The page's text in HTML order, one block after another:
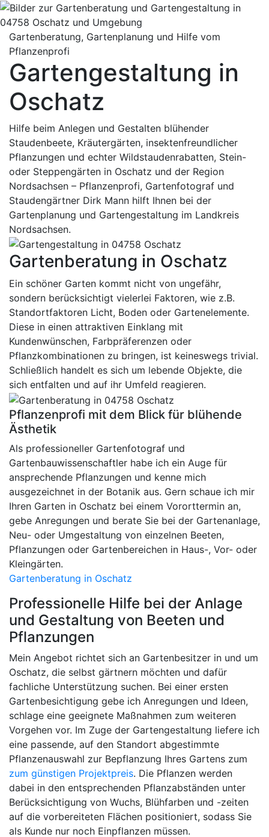
Gartenberatung, Gartenplanung und Hilfe vom
Pflanzenprofi
Gartengestaltung in
Oschatz
Hilfe beim Anlegen und Gestalten blühender
Staudenbeete, Kräutergärten, insektenfreundlicher
Pflanzungen und echter Wildstaudenrabatten, Stein-
oder Steppengärten in Oschatz und der Region
Nordsachsen – Pflanzenprofi, Gartenfotograf und
Staudengärtner Dirk Mann hilft Ihnen bei der
Gartenplanung und Gartengestaltung im Landkreis
Nordsachsen.
Gartenberatung in Oschatz
Ein schöner Garten kommt nicht von ungefähr,
sondern berücksichtigt vielerlei Faktoren, wie z.B.
Standortfaktoren Licht, Boden oder Gartenelemente.
Diese in einen attraktiven Einklang mit
Kundenwünschen, Farbpräferenzen oder
Pflanzkombinationen zu bringen, ist keineswegs trivial.
Schließlich handelt es sich um lebende Objekte, die
sich entfalten und auf ihr Umfeld reagieren.
Pflanzenprofi mit dem Blick für blühende
Ästhetik
Als professioneller Gartenfotograf und
Gartenbauwissenschaftler habe ich ein Auge für
ansprechende Pflanzungen und kenne mich
ausgezeichnet in der Botanik aus. Gern schaue ich mir
Ihren Garten in Oschatz bei einem Vororttermin an,
gebe Anregungen und berate Sie bei der Gartenanlage,
Neu- oder Umgestaltung von einzelnen Beeten,
Pflanzungen oder Gartenbereichen in Haus-, Vor- oder
Kleingärten.
Gartenberatung in Oschatz
Professionelle Hilfe bei der Anlage
und Gestaltung von Beeten und
Pflanzungen
Mein Angebot richtet sich an Gartenbesitzer in und um
Oschatz, die selbst gärtnern möchten und dafür
fachliche Unterstützung suchen. Bei einer ersten
Gartenbesichtigung gebe ich Anregungen und Ideen,
schlage eine geeignete Maßnahmen zum weiteren
Vorgehen vor. Im Zuge der Gartengestaltung liefere ich
eine passende, auf den Standort abgestimmte
Pflanzenauswahl zur Bepflanzung Ihres Gartens zum
zum günstigen Projektpreis. Die Pflanzen werden
dabei in den entsprechenden Pflanzabständen unter
Berücksichtigung von Wuchs, Blühfarben und -zeiten
auf die vorbereiteten Flächen positioniert, sodass Sie
als Kunde nur noch Einpflanzen müssen.